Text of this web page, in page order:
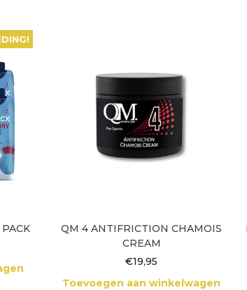
QM 4 ANTIFRICTION CHAMOIS
CREAM
€19,95
Toevoegen aan winkelwagen